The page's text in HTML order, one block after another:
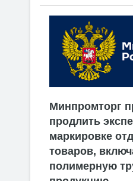
Минпромторг
продлить
маркировке
товаров,
полимерную